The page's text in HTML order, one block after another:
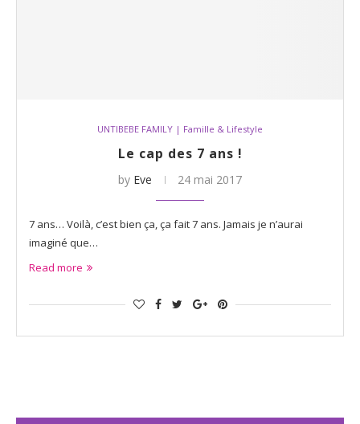
UNTIBEBE FAMILY | Famille & Lifestyle
Le cap des 7 ans !
by Eve 24 mai 2017
7 ans… Voilà, c’est bien ça, ça fait 7 ans. Jamais je n’aurai
imaginé que…
Read more